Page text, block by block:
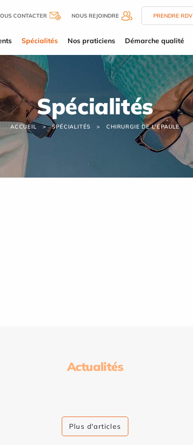
CONTACTER NOUS REJOINDRE PRENDRE RDV
Spécialités Nos praticiens Démarche qualité
Spécialités
ACCUEIL SPÉCIALITÉS CHIRURGIE DE L'ÉPAULE
Actualités
Plus d'articles